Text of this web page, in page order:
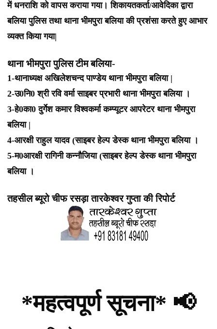
में धनराशि को वापस कराया गया। शिकायतकर्ता/आवेदिका द्वारा
बलिया पुलिस तथा थाना भीमपुरा बलिया की प्रशंसा करते हुए आभार
व्यक्त किया गया|
थाना भीमपुरा पुलिस टीम बलिया-
1-थानाध्यक्ष अखिलेशचन्द पाण्डेय थाना भीमपुरा बलिया |
2-उ0नि0 श्री रवि वर्मा साइबर प्रभारी थाना भीमपुरा बलिया ।
3-हे0का0 दुर्गेश कमार विश्वकर्मा कम्प्यूटर आपरेटर थाना भीमपुरा
बलिया |
4-आरक्षी राहुल यादव (साइबर हेल्प डेस्क थाना भीमपुरा बलिया ।
5-म0आरक्षी रागिनी कन्नौजिया (साइबर हेल्प डेस्क थाना भीमपुरा
बलिया ।
तहसील ब्यूरो चीफ रसड़ा तारकेश्वर गुप्ता की रिपोर्ट
*महत्वपूर्ण सूचना* 📢